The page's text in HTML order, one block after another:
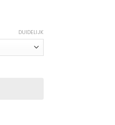
DUIDELIJK
hoeveelheid